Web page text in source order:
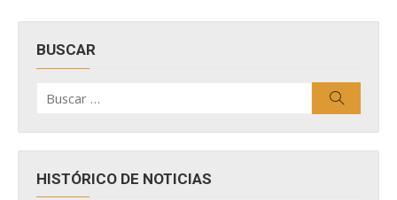
BUSCAR
por:
HISTÓRICO DE NOTICIAS